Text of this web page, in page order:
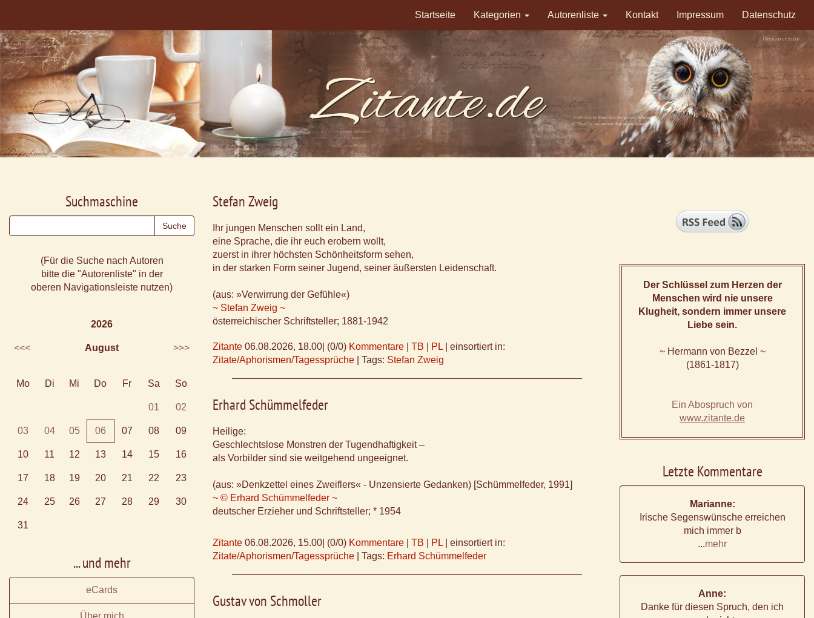
Startseite Kategorien Autorenliste Kontakt Impressum Datenschutz
Stefan Zweig
Ihr jungen Menschen sollt ein Land,
eine Sprache, die ihr euch erobern wollt,
zuerst in ihrer höchsten Schönheitsform sehen,
in der starken Form seiner Jugend, seiner äußersten Leidenschaft.
(aus: »Verwirrung der Gefühle«)
~ Stefan Zweig ~
österreichischer Schriftsteller; 1881-1942
Zitante 06.08.2026, 18.00 (0/0) Kommentare TB PL
einsortiert in:
Zitate/Aphorismen/Tagessprüche
Tags: Stefan Zweig
Erhard Schümmelfeder
Heilige:
Geschlechtslose Monstren der Tugendhaftigkeit –
als Vorbilder sind sie weitgehend ungeeignet.
(aus: »Denkzettel eines Zweiflers« - Unzensierte Gedanken) [Schümmelfeder, 1991]
~ © Erhard Schümmelfeder ~
deutscher Erzieher und Schriftsteller; * 1954
Zitante 06.08.2026, 15.00 (0/0) Kommentare TB PL
einsortiert in:
Zitate/Aphorismen/Tagessprüche
Tags: Erhard Schümmelfeder
Gustav von Schmoller
Suchmaschine
(Für die Suche nach Autoren
bitte die "Autorenliste" in der
oberen Navigationsleiste nutzen)
2026
<<< August >>>
Mo Di Mi Do Fr Sa So
01 02
03 04 05 06 07 08 09
10 11 12 13 14 15 16
17 18 19 20 21 22 23
24 25 26 27 28 29 30
31
... und mehr
eCards
Über mich
Der Schlüssel zum Herzen der
Menschen wird nie unsere
Klugheit, sondern immer unsere
Liebe sein.
~ Hermann von Bezzel ~
(1861-1817)
Ein Abospruch von
www.zitante.de
Letzte Kommentare
Marianne:
Irische Segenswünsche erreichen
mich immer b
...mehr
Anne:
Danke für diesen Spruch, den ich